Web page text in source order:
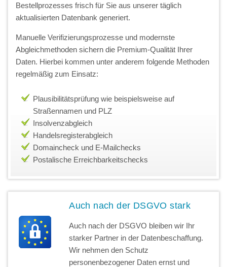
Bestellprozesses frisch für Sie aus unserer täglich
aktualisierten Datenbank generiert.
Manuelle Verifizierungsprozesse und modernste
Abgleichmethoden sichern die Premium-Qualität Ihrer
Daten. Hierbei kommen unter anderem folgende Methoden
regelmäßig zum Einsatz:
Plausibilitätsprüfung wie beispielsweise auf
Straßennamen und PLZ
Insolvenzabgleich
Handelsregisterabgleich
Domaincheck und E-Mailchecks
Postalische Erreichbarkeitschecks
Auch nach der DSGVO stark
Auch nach der DSGVO bleiben wir Ihr
starker Partner in der Datenbeschaffung.
Wir nehmen den Schutz
personenbezogener Daten ernst und